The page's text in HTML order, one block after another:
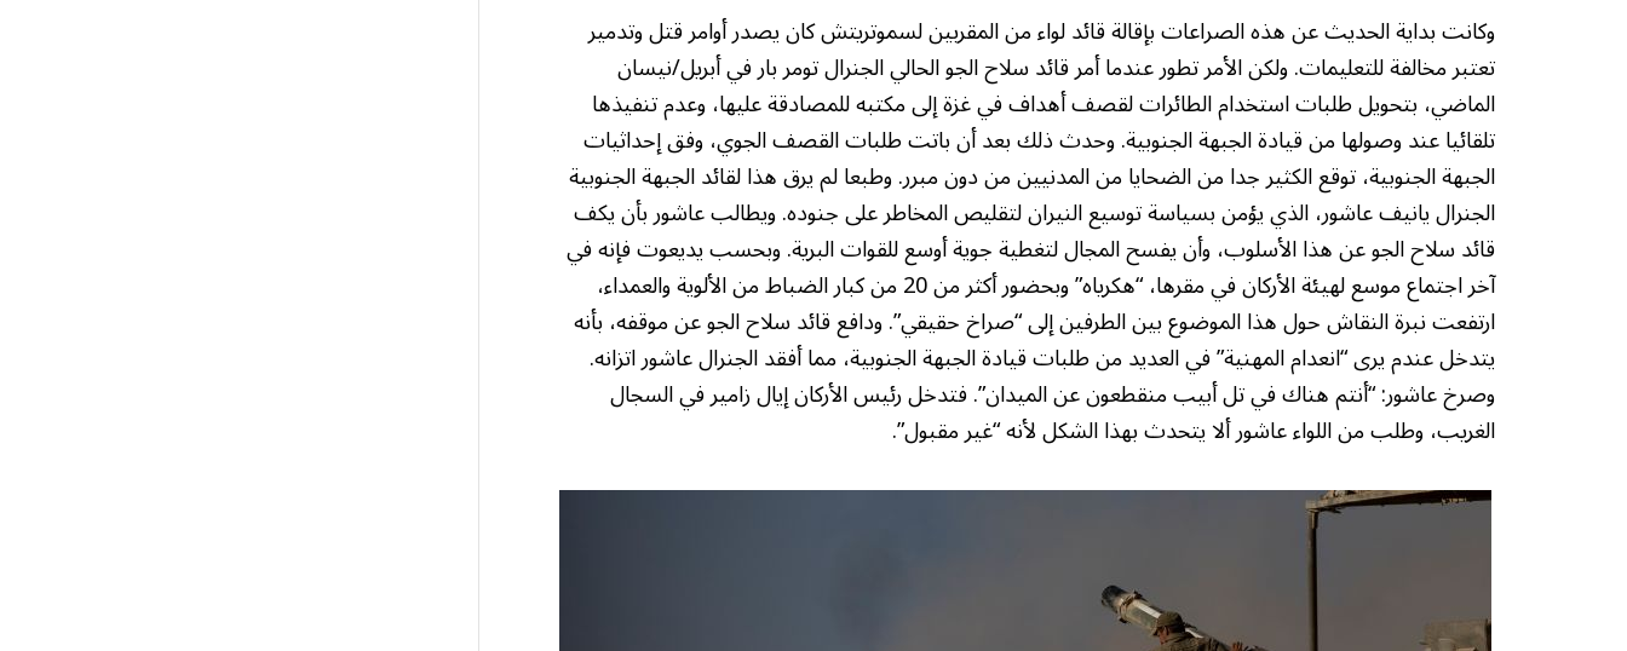
وكانت بداية الحديث عن هذه الصراعات بإقالة قائد لواء من المقربين لسموتريتش كان يصدر أوامر قتل وتدمير
تعتبر مخالفة للتعليمات. ولكن الأمر تطور عندما أمر قائد سلاح الجو الحالي الجنرال تومر بار في أبريل/نيسان
الماضي، بتحويل طلبات استخدام الطائرات لقصف أهداف في غزة إلى مكتبه للمصادقة عليها، وعدم تنفيذها
تلقائيا عند وصولها من قيادة الجبهة الجنوبية. وحدث ذلك بعد أن باتت طلبات القصف الجوي، وفق إحداثيات
الجبهة الجنوبية، توقع الكثير جدا من الضحايا من المدنيين من دون مبرر. وطبعا لم يرق هذا لقائد الجبهة الجنوبية
الجنرال يانيف عاشور، الذي يؤمن بسياسة توسيع النيران لتقليص المخاطر على جنوده. ويطالب عاشور بأن يكف
قائد سلاح الجو عن هذا الأسلوب، وأن يفسح المجال لتغطية جوية أوسع للقوات البرية. وبحسب يديعوت فإنه في
آخر اجتماع موسع لهيئة الأركان في مقرها، “هكرياه” وبحضور أكثر من 20 من كبار الضباط من الألوية والعمداء،
ارتفعت نبرة النقاش حول هذا الموضوع بين الطرفين إلى “صراخ حقيقي”. ودافع قائد سلاح الجو عن موقفه، بأنه
يتدخل عندم يرى “انعدام المهنية” في العديد من طلبات قيادة الجبهة الجنوبية، مما أفقد الجنرال عاشور اتزانه.
وصرخ عاشور: “أنتم هناك في تل أبيب منقطعون عن الميدان”. فتدخل رئيس الأركان إيال زامير في السجال
الغريب، وطلب من اللواء عاشور ألا يتحدث بهذا الشكل لأنه “غير مقبول”.